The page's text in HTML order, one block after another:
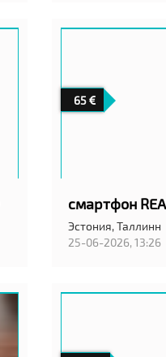
65
Эстония,Таллинн
25-06-2026, 13:26